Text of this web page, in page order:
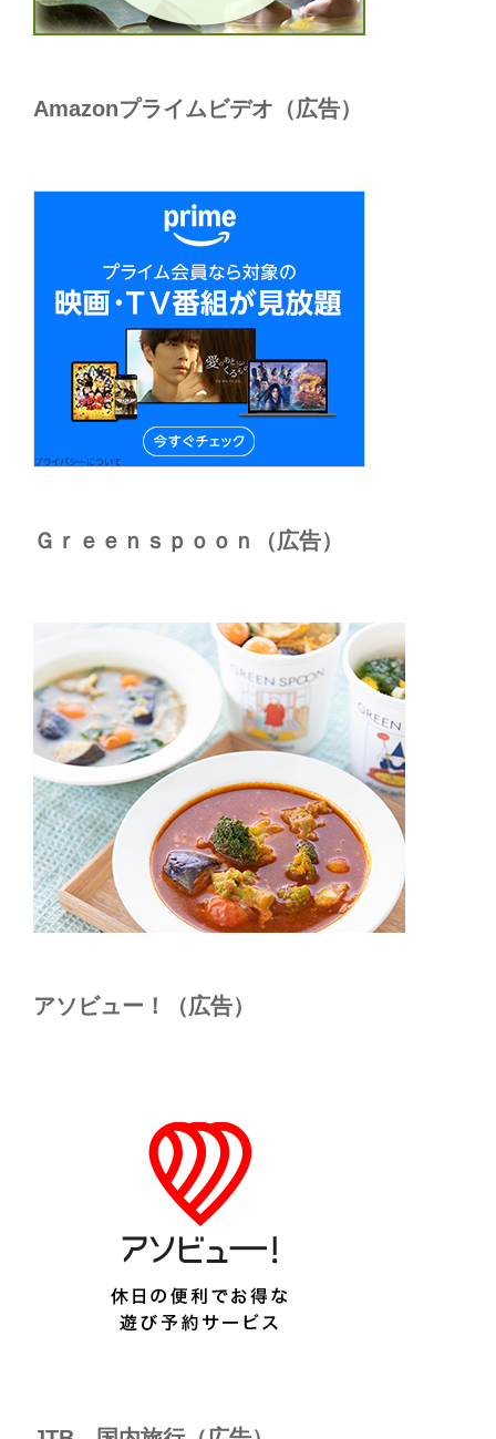
Amazonプライムビデオ（広告）
Ｇｒｅｅｎｓｐｏｏｎ（広告）
アソビュー！（広告）